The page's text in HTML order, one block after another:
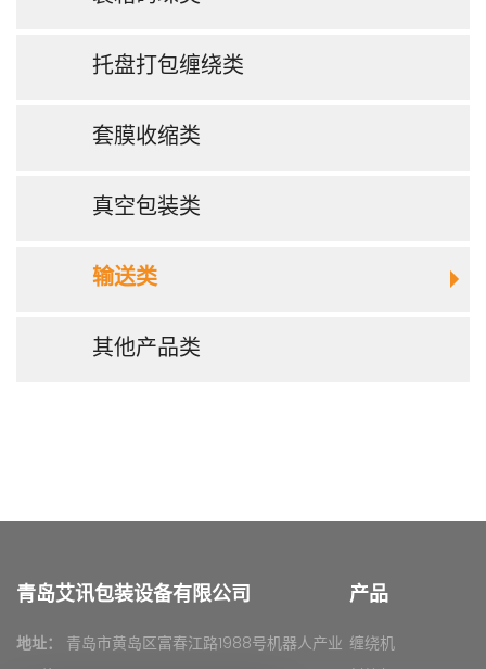
托盘打包缠绕类
套膜收缩类
真空包装类
输送类
其他产品类
青岛艾讯包装设备有限公司
地址：
青岛市黄岛区富春江路1988号机器人产业
产品
缠绕机